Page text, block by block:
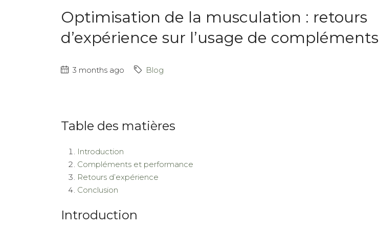
Optimisation de la musculation : retours
d’expérience sur l’usage de compléments
3 months ago Blog
Table des matières
Introduction
Compléments et performance
Retours d’expérience
Conclusion
Introduction